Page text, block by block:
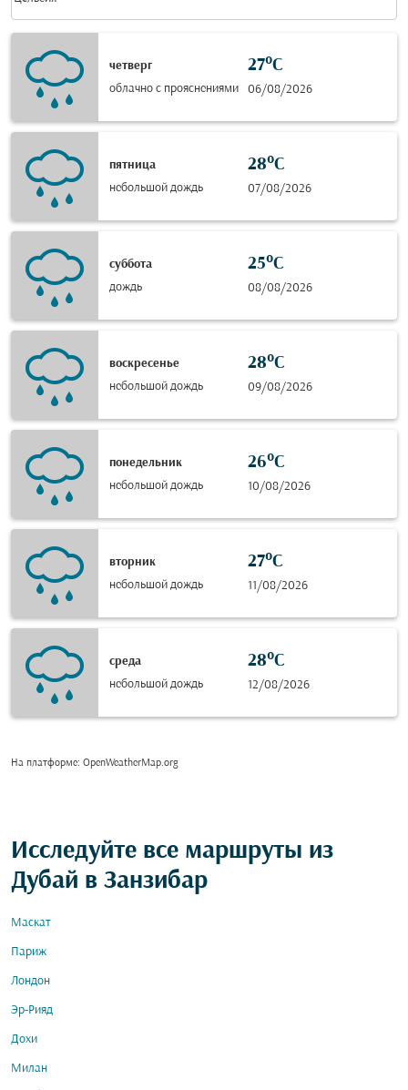
четверг
облачно с прояснениями
27°C
06/08/2026
пятница
небольшой дождь
28°C
07/08/2026
суббота
дождь
25°C
08/08/2026
воскресенье
небольшой дождь
28°C
09/08/2026
понедельник
небольшой дождь
26°C
10/08/2026
вторник
небольшой дождь
27°C
11/08/2026
среда
небольшой дождь
28°C
12/08/2026
На платформе: OpenWeatherMap.org
Исследуйте все маршруты из
Дубай в Занзибар
Маскат
Париж
Лондон
Эр-Рияд
Дохи
Милан